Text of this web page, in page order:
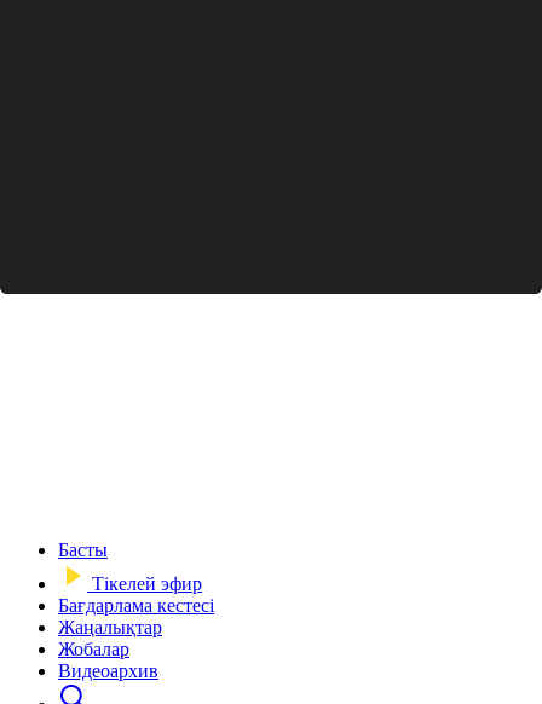
Басты
Тікелей эфир
Бағдарлама кестесі
Жаңалықтар
Жобалар
Видеоархив